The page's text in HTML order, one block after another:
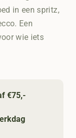
in een spritz,
Een
wie iets
€75,-